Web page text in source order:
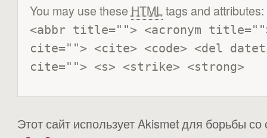
You may use these HTMLtags and attributes:
<abbr title=""> <acronym
cite=""> <cite> <code> <del
cite=""> <s> <strike> <strong>
Этот сайт использует Akismet для борьбы